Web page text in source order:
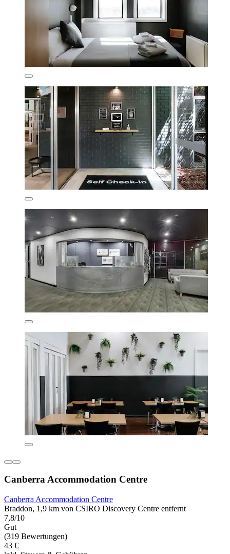
Canberra Accommodation Centre
Canberra Accommodation Centre
Braddon, 1,9 km von CSIRO Discovery Centre entfernt
7,8/10
Gut
(319 Bewertungen)
43 €